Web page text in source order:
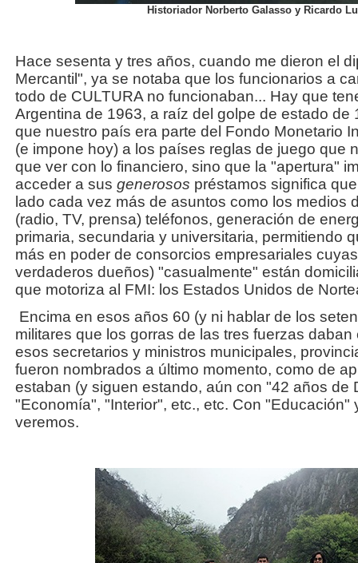
Historiador Norberto Galasso y Ricardo
Hace sesenta y tres años, cuando me dieron el
Mercantil", ya se notaba que los funcionarios a
todo de CULTURA no funcionaban... Hay que
Argentina de 1963, a raíz del golpe de estado de
que nuestro país era parte del Fondo Monetario
(e impone hoy) a los países reglas de juego que
que ver con lo financiero, sino que la "apertura"
acceder a sus generosos préstamos significa
lado cada vez más de asuntos como los medios
(radio, TV, prensa) teléfonos, generación de
primaria, secundaria y universitaria, permitiendo
más en poder de consorcios empresariales
verdaderos dueños) "casualmente" están
que motoriza al FMI: los Estados Unidos de
Encima en esos años 60 (y ni hablar de los
militares que los gorras de las tres fuerzas
esos secretarios y ministros municipales,
fueron nombrados a último momento, como de
estaban (y siguen estando, aún con "42 años de
"Economía", "Interior", etc., etc. Con "Educación"
veremos.